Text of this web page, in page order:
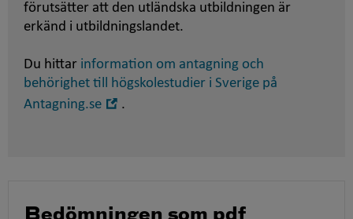
förutsätter att den utländska utbildningen är
erkänd i utbildningslandet.
Du hittar information om antagning och
behörighet till högskolestudier i Sverige på
Antagning.se
.
Bedömningen som pdf